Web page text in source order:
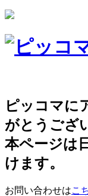
ピッコマに
がとうござ
本ページは
けます。
お問い合わせはこ